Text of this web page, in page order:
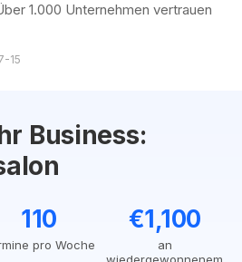
1.000 Unternehmen vertrauen
15
Business:
110
pro Woche
€1,100
an